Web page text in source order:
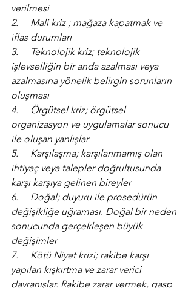
verilmesi
2.     Mali kriz ; mağaza kapatmak ve
iflas durumları
3.     Teknolojik kriz; teknolojik
işlevselliğin bir anda azalması veya
azalmasına yönelik belirgin sorunların
oluşması
4.     Örgütsel kriz; örgütsel
organizasyon ve uygulamalar sonucu
ile oluşan yanlışlar
5.     Karşılaşma; karşılanmamış olan
ihtiyaç veya talepler doğrultusunda
karşı karşıya gelinen bireyler
6.     Doğal; duyuru ile prosedürün
değişikliğe uğraması. Doğal bir neden
sonucunda gerçekleşen büyük
değişimler
7.     Kötü Niyet krizi; rakibe karşı
yapılan kışkırtma ve zarar verici
davranışlar. Rakibe zarar vermek, gasp